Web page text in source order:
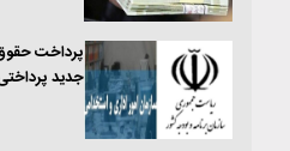
پرداخت
جدید